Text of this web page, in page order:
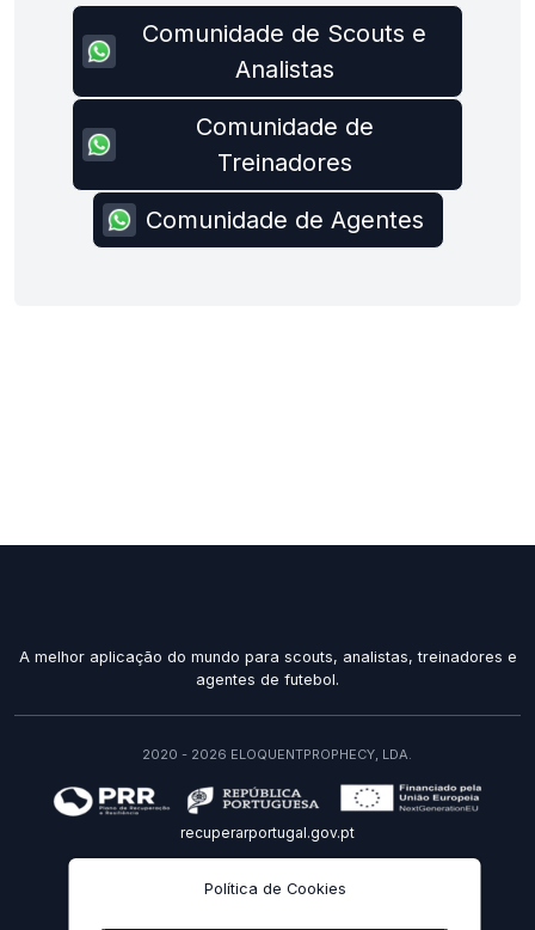
Comunidade de Scouts e
Analistas
Comunidade de
Treinadores
Comunidade de Agentes
Política de Cookies
A melhor aplicação do mundo para scouts, analistas, treinadores e
agentes de futebol.
2020 - 2026 ELOQUENTPROPHECY, LDA.
recuperarportugal.gov.pt
PT